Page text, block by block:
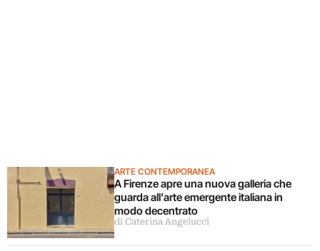
ARTE CONTEMPORANEA
A Firenze apre una nuova galleria che
guarda all’arte emergente italiana in
modo decentrato
di Caterina Angelucci